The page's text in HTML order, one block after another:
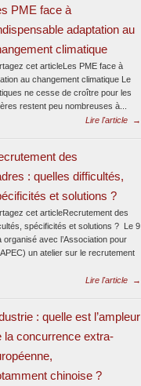
PME face à
adaptation au
climatique
cet articleLes PME face à
au changement climatique Le
ne cesse de croître pour les
restent peu nombreuses à...
Lire l'article
→
des
: quelles difficultés,
et solutions ?
cet articleRecrutement des
spécificités et solutions ? Le 9
organisé avec l’Association pour
un atelier sur le recrutement
Lire l'article
→
: quelle est l’ampleur
la concurrence extra-
chinoise ?